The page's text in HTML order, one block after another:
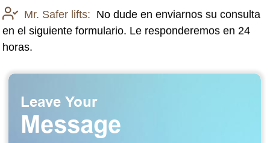
Mr. Safer lifts: No dude en enviarnos su consulta
en el siguiente formulario. Le responderemos en 24
horas.